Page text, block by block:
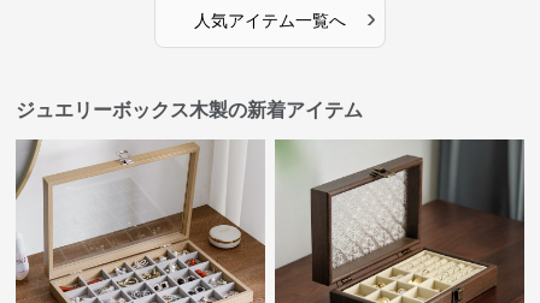
人気アイテム一覧へ ›
ジュエリーボックス木製の新着アイテム